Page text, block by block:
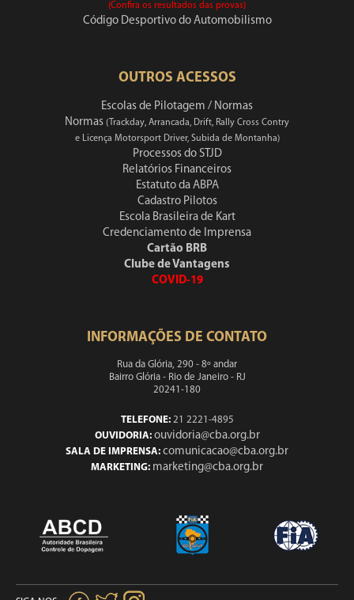
(Confira os resultados das provas)
Código Desportivo do Automobilismo
OUTROS ACESSOS
Escolas de Pilotagem / Normas
Normas (Trackday, Arrancada, Drift, Rally Cross Contry
e Licença Motorsport Driver, Subida de Montanha)
Processos do STJD
Relatórios Financeiros
Estatuto da ABPA
Cadastro Pilotos
Escola Brasileira de Kart
Credenciamento de Imprensa
Cartão BRB
Clube de Vantagens
COVID-19
INFORMAÇÕES DE CONTATO
Rua da Glória, 290 - 8º andar
Bairro Glória - Rio de Janeiro - RJ
20241-180
TELEFONE:21 2221-4895
OUVIDORIA: ouvidoria@cba.org.br
SALA DE IMPRENSA: comunicacao@cba.org.br
MARKETING: marketing@cba.org.br